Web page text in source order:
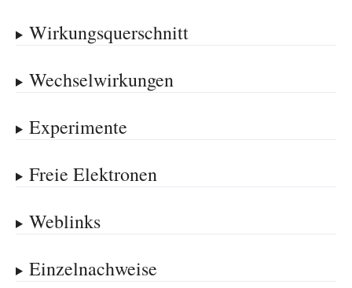
Wirkungsquerschnitt
Wechselwirkungen
Experimente
Freie Elektronen
Weblinks
Einzelnachweise